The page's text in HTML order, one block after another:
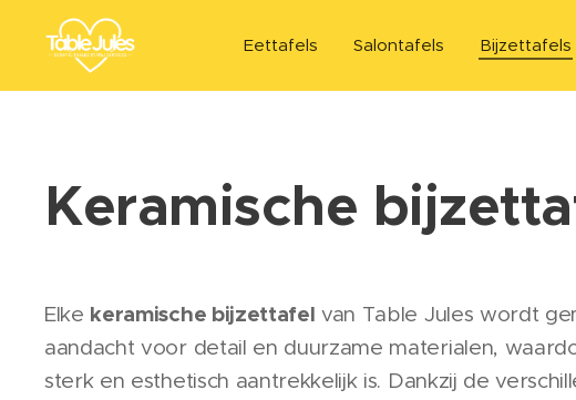
Eettafels Salontafels Bijzettafels
Keramische
Elke keramische bijzettafel van Table Jules wordt
aandacht voor detail en duurzame materialen,
sterk en esthetisch aantrekkelijk is. Dankzij de